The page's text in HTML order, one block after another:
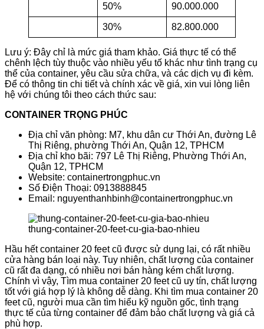
50% 90.000.000
30% 82.800.000
Lưu ý: Đây chỉ là mức giá tham khảo. Giá thực tế có thể
chênh lệch tùy thuộc vào nhiều yếu tố khác như tình trạng cụ
thể của container, yêu cầu sửa chữa, và các dịch vụ đi kèm.
Để có thông tin chi tiết và chính xác về giá, xin vui lòng liên
hệ với chúng tôi theo cách thức sau:
CONTAINER TRỌNG PHÚC
Địa chỉ văn phòng: M7, khu dân cư Thới An, đường Lê
Thị Riêng, phường Thới An, Quận 12, TPHCM
Địa chỉ kho bãi: 797 Lê Thị Riêng, Phường Thới An,
Quận 12, TPHCM
Website: containertrongphuc.vn
Số Điện Thoại: 0913888845
Email: nguyenthanhbinh@containertrongphuc.vn
thung-container-20-feet-cu-gia-bao-nhieu
Hầu hết container 20 feet cũ được sử dụng lại, có rất nhiều
cửa hàng bán loại này. Tuy nhiên, chất lượng của container
cũ rất đa dạng, có nhiều nơi bán hàng kém chất lượng.
Chính vì vậy, Tìm mua container 20 feet cũ uy tín, chất lượng
tốt với giá hợp lý là không dễ dàng. Khi tìm mua container 20
feet cũ, người mua cần tìm hiểu kỹ nguồn gốc, tình trạng
thực tế của từng container để đảm bảo chất lượng và giá cả
phù hợp.